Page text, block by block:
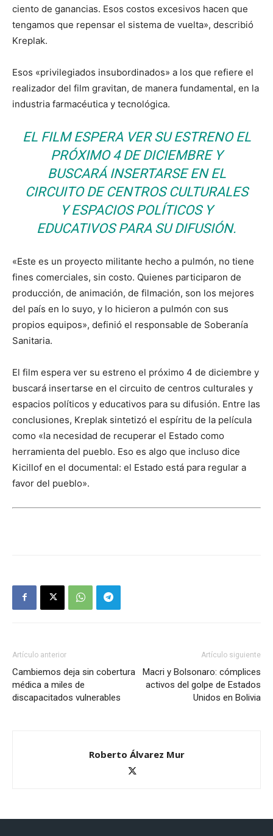
ciento de ganancias. Esos costos excesivos hacen que
tengamos que repensar el sistema de vuelta», describió
Kreplak.
Esos «privilegiados insubordinados» a los que refiere el
realizador del film gravitan, de manera fundamental, en la
industria farmacéutica y tecnológica.
EL FILM ESPERA VER SU ESTRENO EL
PRÓXIMO 4 DE DICIEMBRE Y
BUSCARÁ INSERTARSE EN EL
CIRCUITO DE CENTROS CULTURALES
Y ESPACIOS POLÍTICOS Y
EDUCATIVOS PARA SU DIFUSIÓN.
«Este es un proyecto militante hecho a pulmón, no tiene
fines comerciales, sin costo. Quienes participaron de
producción, de animación, de filmación, son los mejores
del país en lo suyo, y lo hicieron a pulmón con sus
propios equipos», definió el responsable de Soberanía
Sanitaria.
El film espera ver su estreno el próximo 4 de diciembre y
buscará insertarse en el circuito de centros culturales y
espacios políticos y educativos para su difusión. Entre las
conclusiones, Kreplak sintetizó el espíritu de la película
como «la necesidad de recuperar el Estado como
herramienta del pueblo. Eso es algo que incluso dice
Kicillof en el documental: el Estado está para regular a
favor del pueblo».
Artículo anterior
Cambiemos deja sin cobertura
médica a miles de
discapacitados vulnerables
Artículo siguiente
Macri y Bolsonaro: cómplices
activos del golpe de Estados
Unidos en Bolivia
Roberto Álvarez Mur